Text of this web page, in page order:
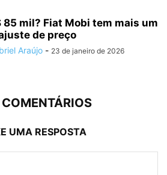
85 mil? Fiat Mobi tem mais um
de preço
Araújo - 23 de janeiro de 2026
UMA RESPOSTA